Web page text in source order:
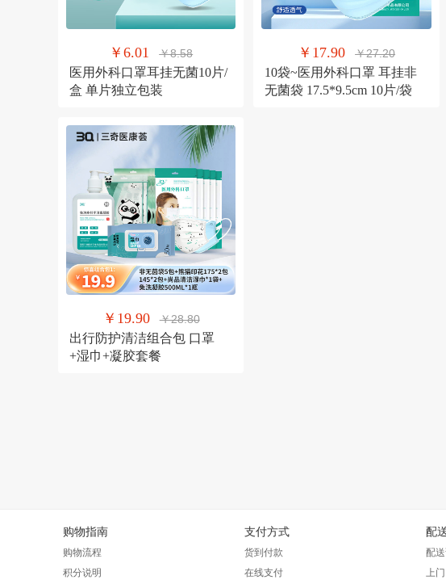
￥6.01 ￥8.58
医用外科口罩耳挂无菌10片/
盒 单片独立包装
￥17.90 ￥27.20
10袋~医用外科口罩 耳挂非
无菌袋 17.5*9.5cm 10片/袋
￥19.90 ￥28.80
出行防护清洁组合包 口罩
+湿巾+凝胶套餐
购物指南
购物流程
积分说明
支付方式
货到付款
在线支付
配
配
上